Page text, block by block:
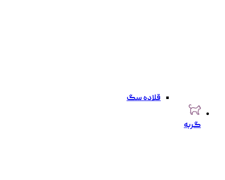
قلاده سگ
گربه